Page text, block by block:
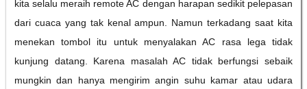
kita selalu meraih remote AC dengan harapan sedikit pelepasan
dari cuaca yang tak kenal ampun. Namun terkadang saat kita
menekan tombol itu untuk menyalakan AC rasa lega tidak
kunjung datang. Karena masalah AC tidak berfungsi sebaik
mungkin dan hanya mengirim angin suhu kamar atau udara